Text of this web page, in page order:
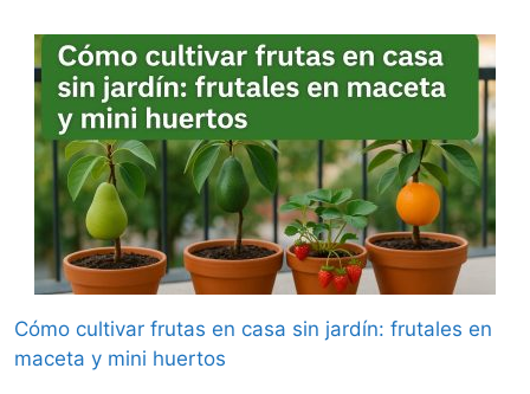
Cómo cultivar frutas en casa sin jardín: frutales en
maceta y mini huertos